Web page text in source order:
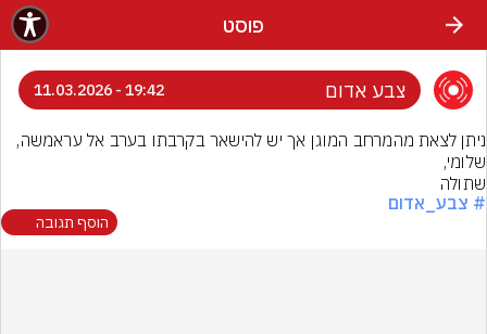
פוסט
צבע אדום 19:42 - 11.03.2026
שתולה
# צבע_אדום
הוסף תגובה